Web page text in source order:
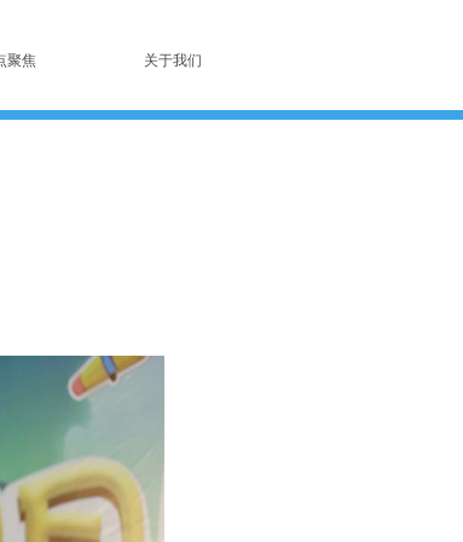
聚焦 关于我们